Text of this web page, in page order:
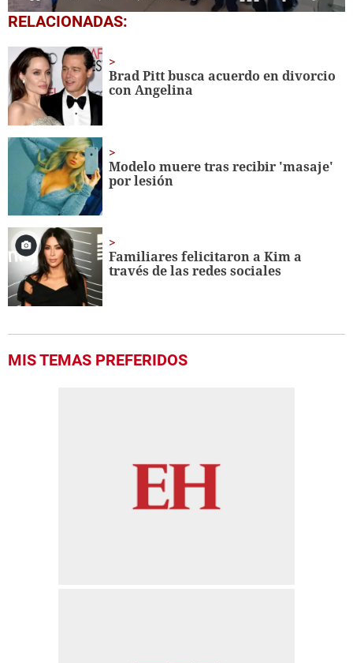
0
seconds
minute,
56
seconds
RELACIONADAS:
Brad Pitt busca acuerdo en divorcio
con Angelina
Modelo muere tras recibir 'masaje'
por lesión
Familiares felicitaron a Kim a
través de las redes sociales
MIS TEMAS PREFERIDOS